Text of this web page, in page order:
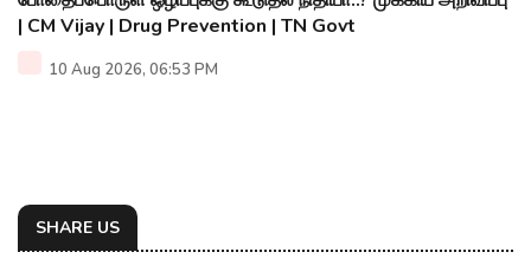
| CM Vijay | Drug Prevention | TN Govt
10 Aug 2026, 06:53 PM
SHARE US